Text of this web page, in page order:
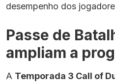
desempenho dos
Passe de
ampliam a
A Temporada 3 Call of